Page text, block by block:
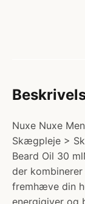
Nuxe Nuxe
Skægpleje >
Beard Oil 30
der
fremhæve din
energigiver og